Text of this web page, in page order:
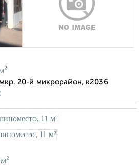
20-й микрорайон, к2036